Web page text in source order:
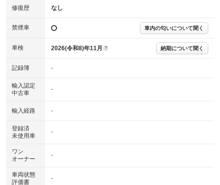
修復歴 なし
禁煙車 車内の匂いについて聞く
車検 2026(令和8)年11月 ? 納期について聞く
記録簿 -
輸入認定
中古車
-
輸入経路 -
登録済
未使用車
-
ワン
オーナー
-
車両状態
評価書
-